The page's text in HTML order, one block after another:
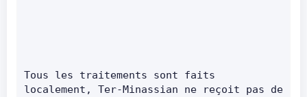
Tous les traitements sont faits
localement, Ter-Minassian ne reçoit pas de